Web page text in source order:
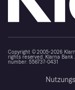
Copyright © 2005-2026
rights reserved. Klarna Bank
number: 556737-0431